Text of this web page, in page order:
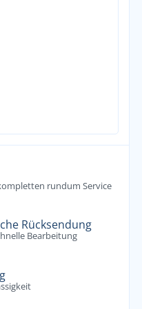
rundum Service
Rücksendung
Bearbeitung